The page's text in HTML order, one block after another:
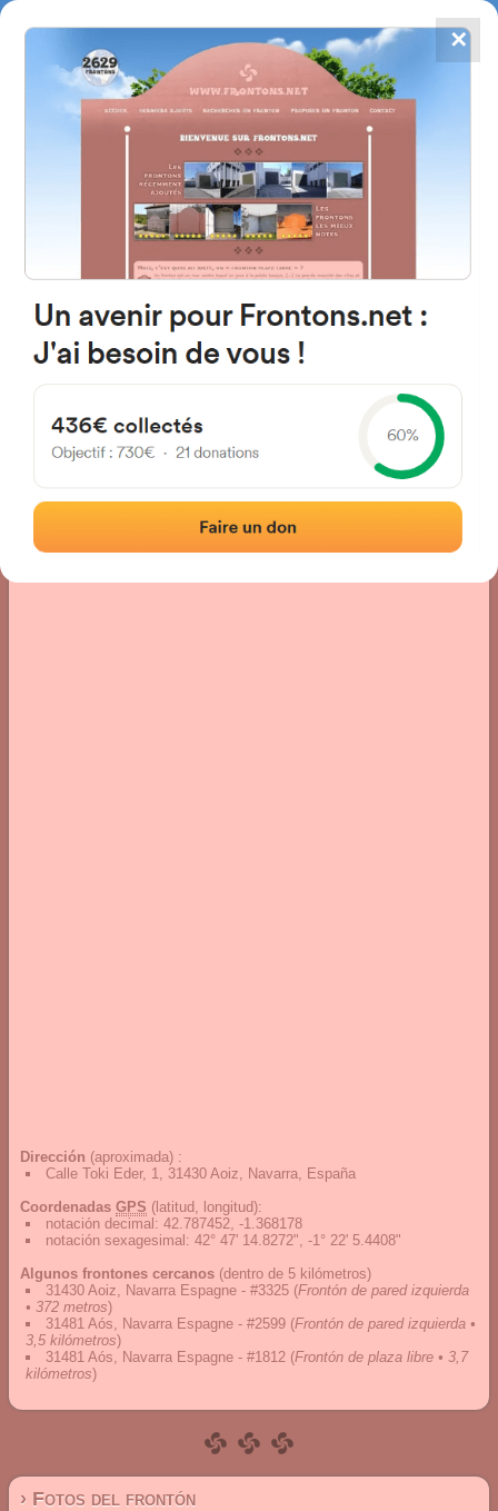
FRONTONS.NET
BUSCAR UN FRONTÓN
AÑADIR UN FRONTÓN
4784
frontones
31430 Aoiz, Navarra Espagne
Fotos Comentarios y reseñas
Dirección (aproximada) :
Calle Toki Eder, 1, 31430 Aoiz, Navarra, España
Coordenadas GPS (latitud, longitud):
notación decimal : 42.787452, -1.368178
notación sexagesimal : 42° 47' 14.8272", -1° 22' 5.4408"
Algunos frontones cercanos (dentro de 5 kilómetros)
31430 Aoiz, Navarra Espagne - #3325 (Frontón de pared izquierda
• 372 metros)
31481 Aós, Navarra Espagne - #2599 (Frontón de pared izquierda •
3,5 kilómetros)
31481 Aós, Navarra Espagne - #1812 (Frontón de plaza libre • 3,7
kilómetros)
› Fotos del frontón
✕